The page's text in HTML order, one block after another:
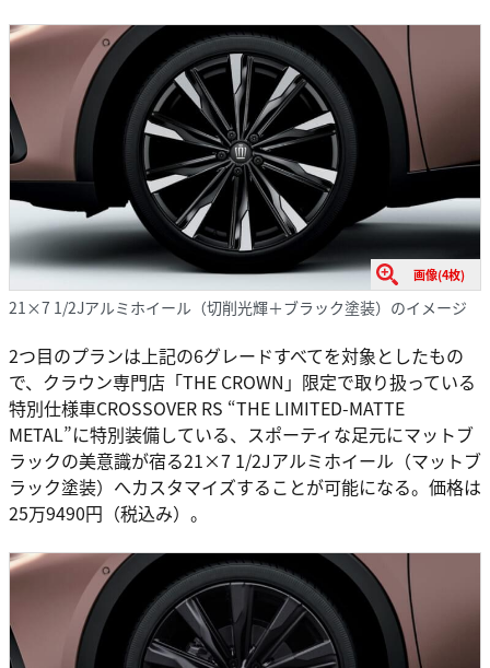
画像(4枚)
21×7 1/2Jアルミホイール（切削光輝＋ブラック塗装）のイメージ
2つ目のプランは上記の6グレードすべてを対象としたもの
で、クラウン専門店「THE CROWN」限定で取り扱っている
特別仕様車CROSSOVER RS “THE LIMITED-MATTE
METAL”に特別装備している、スポーティな足元にマットブ
ラックの美意識が宿る21×7 1/2Jアルミホイール（マットブ
ラック塗装）へカスタマイズすることが可能になる。価格は
25万9490円（税込み）。